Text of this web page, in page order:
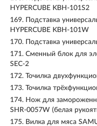
HYPERCUBE KBH-101S2
169.
Подставка
HYPERCUBE KBH-101W
170.
Подставка
171. Сменный блок для
SEC-2
172. Точилка
173. Точилка
174. Нож для
SHR-0057W (белая
175. Вилка для мяса